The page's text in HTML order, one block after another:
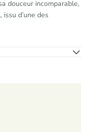
douceur incomparable,
d’une des